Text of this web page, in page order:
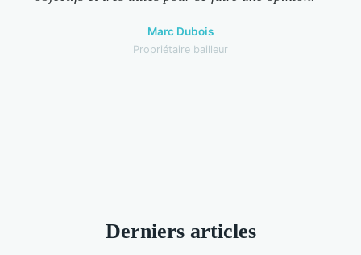
Marc Dubois
Propriétaire bailleur
Derniers articles